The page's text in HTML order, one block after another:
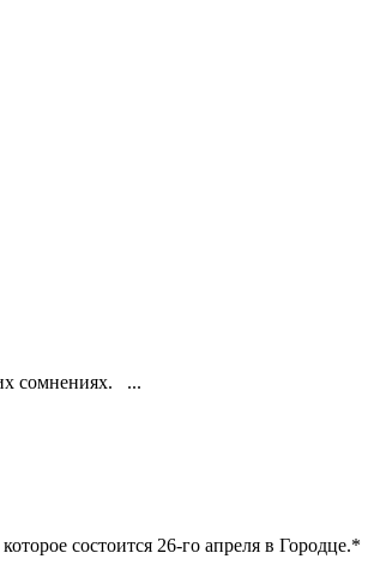
сомнениях. ...
состоится 26-го апреля в